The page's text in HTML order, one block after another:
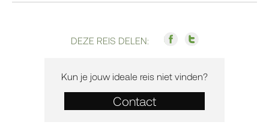
DEZE REIS DELEN:
Kun je jouw ideale reis niet vinden?
Contact